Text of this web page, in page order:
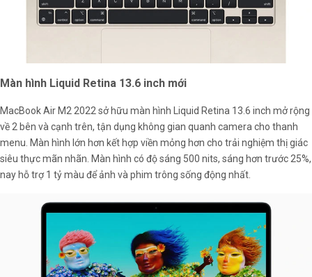
Màn hình Liquid Retina 13.6 inch mới
MacBook Air M2 2022 sở hữu màn hình Liquid Retina 13.6 inch mở rộng
về 2 bên và cạnh trên, tận dụng không gian quanh camera cho thanh
menu. Màn hình lớn hơn kết hợp viền mỏng hơn cho trải nghiệm thị giác
siêu thực mãn nhãn. Màn hình có độ sáng 500 nits, sáng hơn trước 25%,
nay hỗ trợ 1 tỷ màu để ảnh và phim trông sống động nhất.